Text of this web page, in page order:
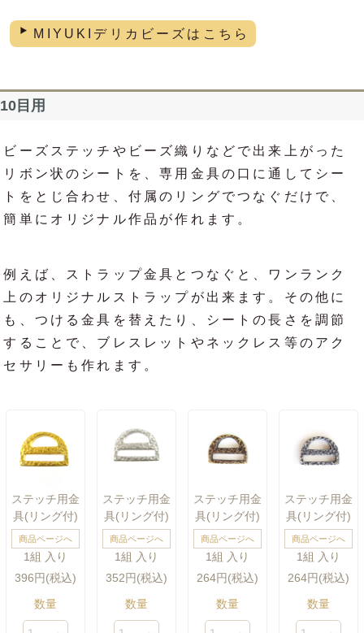
MIYUKIデリカビーズはこちら
10目用
ビーズステッチやビーズ織りなどで出来上がった
リボン状のシートを、専用金具の口に通してシー
トをとじ合わせ、付属のリングでつなぐだけで、
簡単にオリジナル作品が作れます。
例えば、ストラップ金具とつなぐと、ワンランク
上のオリジナルストラップが出来ます。その他に
も、つける金具を替えたり、シートの長さを調節
することで、ブレスレットやネックレス等のアク
セサリーも作れます。
ステッチ用金
具(リング付)
商品ページへ
1組 入り
396円(税込)
数量
ステッチ用金
具(リング付)
商品ページへ
1組 入り
352円(税込)
数量
ステッチ用金
具(リング付)
商品ページへ
1組 入り
264円(税込)
数量
ステッチ用金
具(リング付)
商品ページへ
1組 入り
264円(税込)
数量